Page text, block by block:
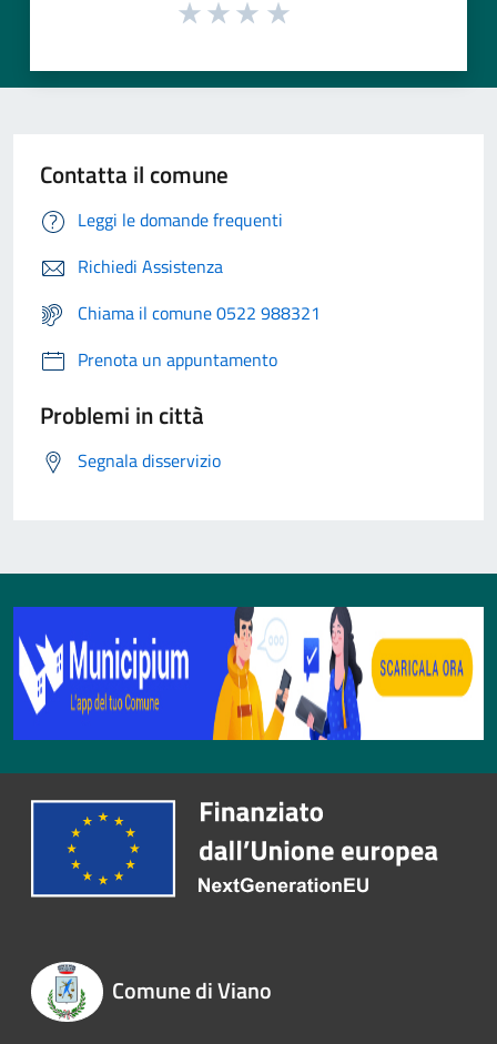
Contatta il comune
Leggi le domande frequenti
Richiedi Assistenza
Chiama il comune 0522 988321
Prenota un appuntamento
Problemi in città
Segnala disservizio
Comune di Viano